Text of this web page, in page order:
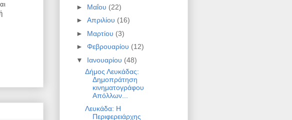
► Μαΐου (22)
► Απριλίου (16)
► Μαρτίου (3)
► Φεβρουαρίου (12)
▼ Ιανουαρίου (48)
Δήμος Λευκάδας:
Δημοπράτηση
κινηματογράφου
Απόλλων...
Λευκάδα: Η
Περιφερειάρχης